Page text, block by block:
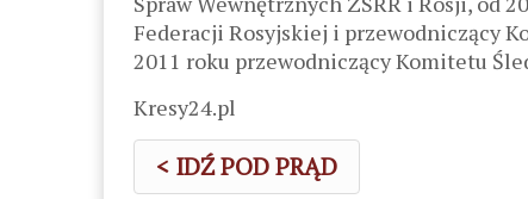
Federacji Rosyjskiej i przewodniczący
2011 roku przewodniczący Komitetu
Kresy24.pl
< IDŹ POD PRĄD